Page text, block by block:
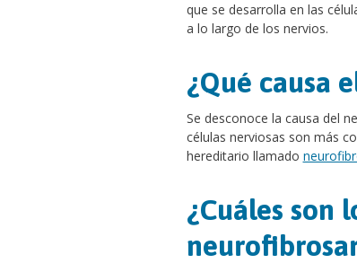
que se desarrolla en las
a lo largo de los nervios.
¿Qué causa
Se desconoce la causa del
células nerviosas son más
hereditario llamado
¿Cuáles son